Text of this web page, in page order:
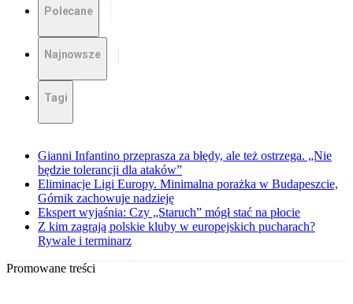
Polecane
Najnowsze
Tagi
Gianni Infantino przeprasza za błędy, ale też ostrzega. „Nie
będzie tolerancji dla ataków”
Eliminacje Ligi Europy. Minimalna porażka w Budapeszcie,
Górnik zachowuje nadzieję
Ekspert wyjaśnia: Czy „Staruch” mógł stać na płocie
Z kim zagrają polskie kluby w europejskich pucharach?
Rywale i terminarz
Promowane treści